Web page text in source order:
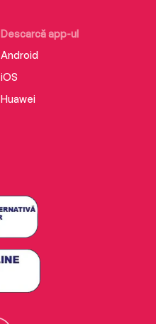
Descarcă app-ul
Android
iOS
Huawei